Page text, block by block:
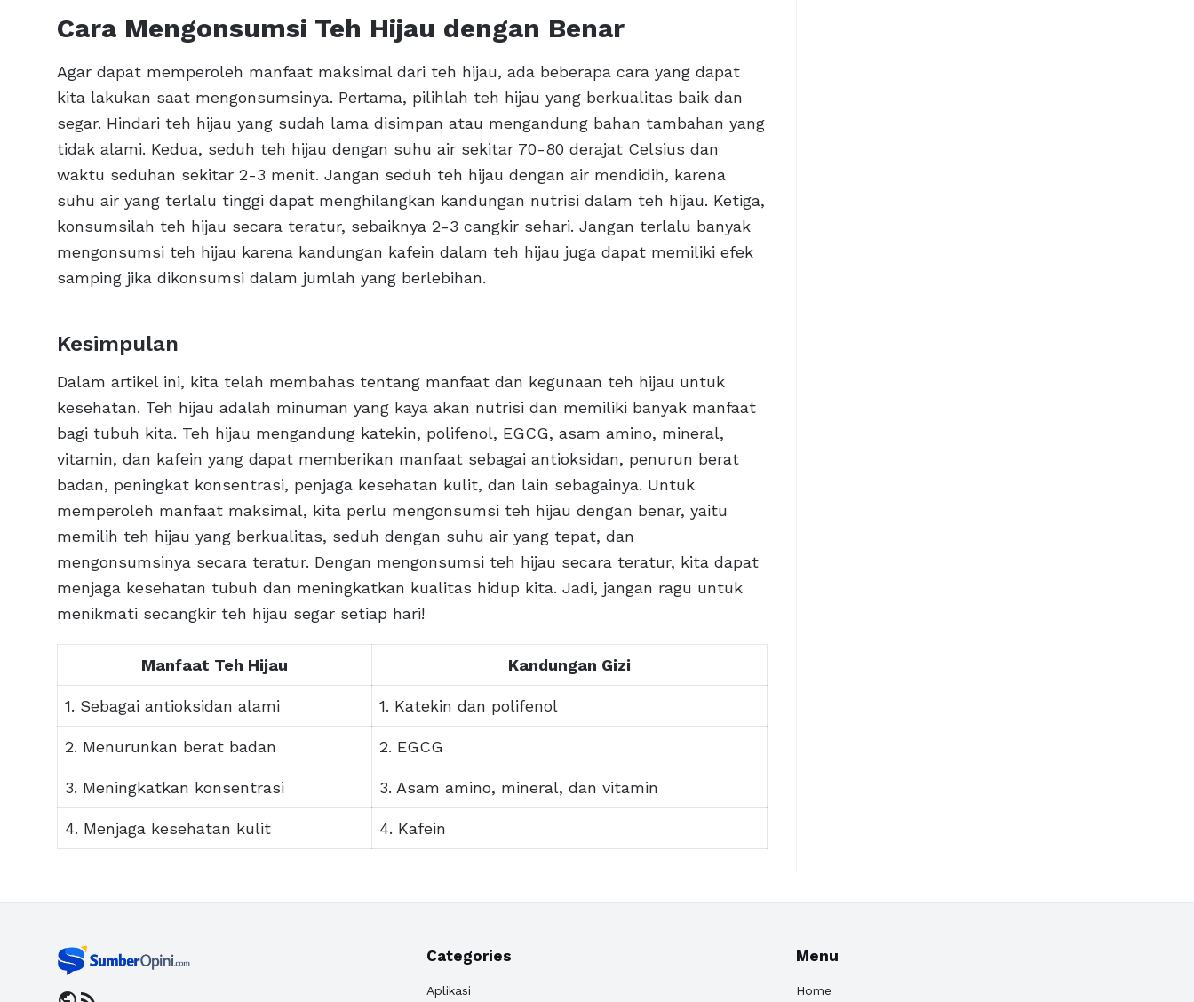
Cara Mengonsumsi Teh Hijau dengan Benar
Agar dapat memperoleh manfaat maksimal dari teh hijau, ada beberapa cara yang dapat
kita lakukan saat mengonsumsinya. Pertama, pilihlah teh hijau yang berkualitas baik dan
segar. Hindari teh hijau yang sudah lama disimpan atau mengandung bahan tambahan yang
tidak alami. Kedua, seduh teh hijau dengan suhu air sekitar 70-80 derajat Celsius dan
waktu seduhan sekitar 2-3 menit. Jangan seduh teh hijau dengan air mendidih, karena
suhu air yang terlalu tinggi dapat menghilangkan kandungan nutrisi dalam teh hijau. Ketiga,
konsumsilah teh hijau secara teratur, sebaiknya 2-3 cangkir sehari. Jangan terlalu banyak
mengonsumsi teh hijau karena kandungan kafein dalam teh hijau juga dapat memiliki efek
samping jika dikonsumsi dalam jumlah yang berlebihan.
Kesimpulan
Dalam artikel ini, kita telah membahas tentang manfaat dan kegunaan teh hijau untuk
kesehatan. Teh hijau adalah minuman yang kaya akan nutrisi dan memiliki banyak manfaat
bagi tubuh kita. Teh hijau mengandung katekin, polifenol, EGCG, asam amino, mineral,
vitamin, dan kafein yang dapat memberikan manfaat sebagai antioksidan, penurun berat
badan, peningkat konsentrasi, penjaga kesehatan kulit, dan lain sebagainya. Untuk
memperoleh manfaat maksimal, kita perlu mengonsumsi teh hijau dengan benar, yaitu
memilih teh hijau yang berkualitas, seduh dengan suhu air yang tepat, dan
mengonsumsinya secara teratur. Dengan mengonsumsi teh hijau secara teratur, kita dapat
menjaga kesehatan tubuh dan meningkatkan kualitas hidup kita. Jadi, jangan ragu untuk
menikmati secangkir teh hijau segar setiap hari!
Manfaat Teh Hijau Kandungan Gizi
1. Sebagai antioksidan alami 1. Katekin dan polifenol
2. Menurunkan berat badan 2. EGCG
3. Meningkatkan konsentrasi 3. Asam amino, mineral, dan vitamin
4. Menjaga kesehatan kulit 4. Kafein
Categories
Aplikasi
Menu
Home